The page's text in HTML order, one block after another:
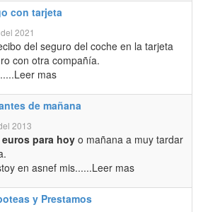
con tarjeta
2021
del seguro del coche en la tarjeta
con otra compañía.
mas
de mañana
2013
para hoy o mañana a muy tardar
en asnef mis......Leer mas
y Prestamos